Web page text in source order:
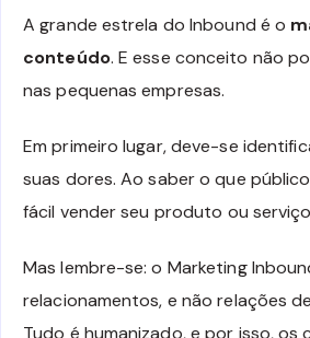
A grande estrela do Inbound é o
conteúdo. E esse conceito não
nas pequenas empresas.
Em primeiro lugar, deve-se
suas dores. Ao saber o que
fácil vender seu produto ou
Mas lembre-se: o Marketing
relacionamentos, e não relações
Tudo é humanizado, e por isso, os